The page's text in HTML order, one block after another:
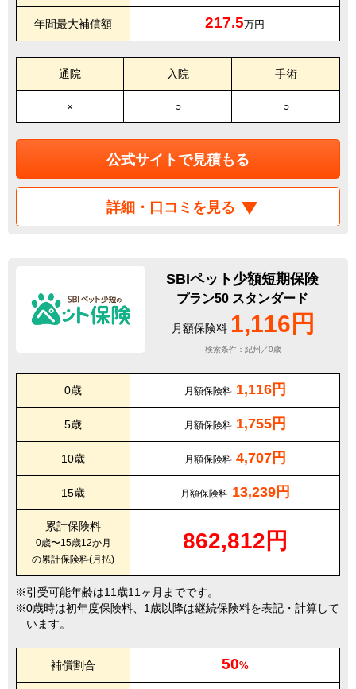
年間最大補償額 217.5万円
通院 入院 手術
× ○ ○
公式サイトで見積もる
詳細・口コミを見る
SBIペット少額短期保険
プラン50 スタンダード
月額保険料 1,116円
検索条件：紀州／0歳
0歳 月額保険料 1,116円
5歳 月額保険料 1,755円
10歳 月額保険料 4,707円
15歳 月額保険料 13,239円
累計保険料
0歳〜15歳12か月
の累計保険料(月払)
862,812円
引受可能年齢は11歳11ヶ月までです。
0歳時は初年度保険料、1歳以降は継続保険料を表記・計算して
います。
補償割合 50%